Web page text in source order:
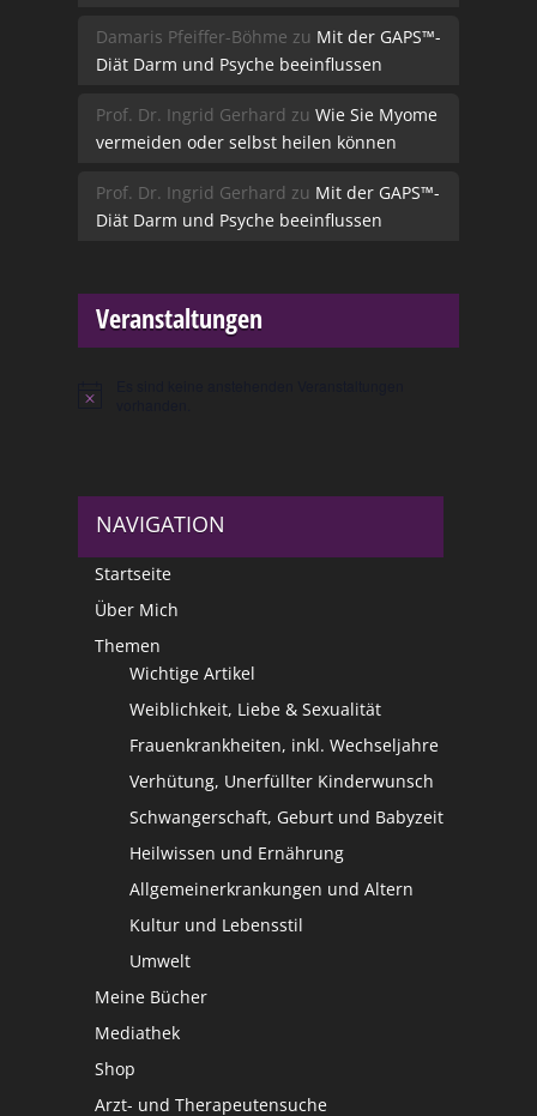
Damaris Pfeiffer-Böhme zu Mit der GAPS™-
Diät Darm und Psyche beeinflussen
Prof. Dr. Ingrid Gerhard zu Wie Sie Myome
vermeiden oder selbst heilen können
Prof. Dr. Ingrid Gerhard zu Mit der GAPS™-
Diät Darm und Psyche beeinflussen
Veranstaltungen
Hinweis
NAVIGATION
Startseite
Über Mich
Themen
Wichtige Artikel
Weiblichkeit, Liebe & Sexualität
Frauenkrankheiten, inkl. Wechseljahre
Verhütung, Unerfüllter Kinderwunsch
Schwangerschaft, Geburt und Babyzeit
Heilwissen und Ernährung
Allgemeinerkrankungen und Altern
Kultur und Lebensstil
Umwelt
Meine Bücher
Mediathek
Shop
Arzt- und Therapeutensuche